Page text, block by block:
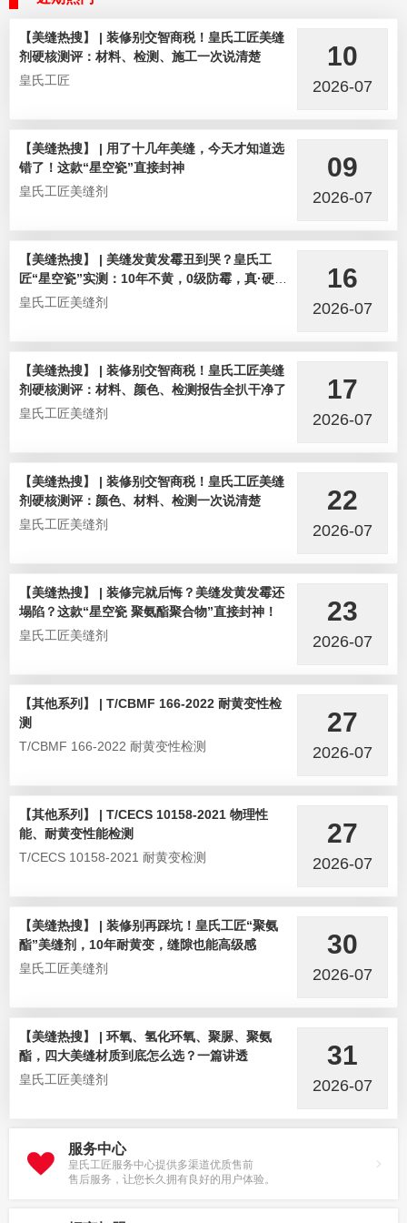
【美缝热搜】 | 装修别交智商税！皇氏工匠美缝
剂硬核测评：材料、检测、施工一次说清楚
皇氏工匠
10
2026-07
【美缝热搜】 | 用了十几年美缝，今天才知道选
错了！这款“星空瓷”直接封神
皇氏工匠美缝剂
09
2026-07
【美缝热搜】 | 美缝发黄发霉丑到哭？皇氏工
匠“星空瓷”实测：10年不黄，0级防霉，真·硬核
选手！
皇氏工匠美缝剂
16
2026-07
【美缝热搜】 | 装修别交智商税！皇氏工匠美缝
剂硬核测评：材料、颜色、检测报告全扒干净了
皇氏工匠美缝剂
17
2026-07
【美缝热搜】 | 装修别交智商税！皇氏工匠美缝
剂硬核测评：颜色、材料、检测一次说清楚
皇氏工匠美缝剂
22
2026-07
【美缝热搜】 | 装修完就后悔？美缝发黄发霉还
塌陷？这款“星空瓷 聚氨酯聚合物”直接封神！
皇氏工匠美缝剂
23
2026-07
【其他系列】 | T/CBMF 166-2022 耐黄变性检
测
T/CBMF 166-2022 耐黄变性检测
27
2026-07
【其他系列】 | T/CECS 10158-2021 物理性
能、耐黄变性能检测
T/CECS 10158-2021 耐黄变检测
27
2026-07
【美缝热搜】 | 装修别再踩坑！皇氏工匠“聚氨
酯”美缝剂，10年耐黄变，缝隙也能高级感
皇氏工匠美缝剂
30
2026-07
【美缝热搜】 | 环氧、氢化环氧、聚脲、聚氨
酯，四大美缝材质到底怎么选？一篇讲透
皇氏工匠美缝剂
31
2026-07
服务中心
皇氏工匠服务中心提供多渠道优质售前
售后服务，让您长久拥有良好的用户体验。